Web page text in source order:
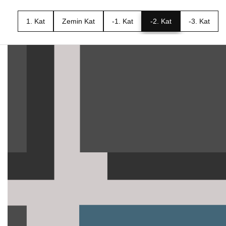
1. Kat Zemin Kat -1. Kat -2. Kat -3. Kat